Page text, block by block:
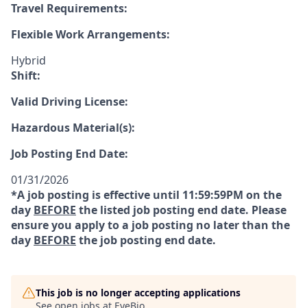
Travel Requirements:
Flexible Work Arrangements:
Hybrid
Shift:
Valid Driving License:
Hazardous Material(s):
Job Posting End Date:
01/31/2026
*A job posting is effective until 11:59:59PM on the
day BEFORE the listed job posting end date. Please
ensure you apply to a job posting no later than the
day BEFORE the job posting end date.
This job is no longer accepting applications